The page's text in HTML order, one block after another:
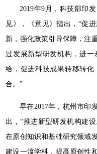
2019年9月，科技部印
见》，《意见》指出，“促
新，强化政策引导保障，注
过发展新型研发机构，进
给，促进科技成果转移转
合。”
早在2017年，杭州市印
出，“推进新型研发机构建
在原创知识和基础研究领域
建设一流学科，提高原创性